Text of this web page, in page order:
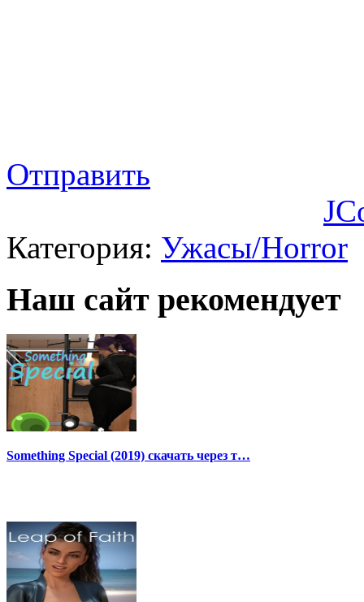
Отправить
Категория: Ужасы/Horror
Наш сайт рекомендует
Something Special (2019) скачать через т…